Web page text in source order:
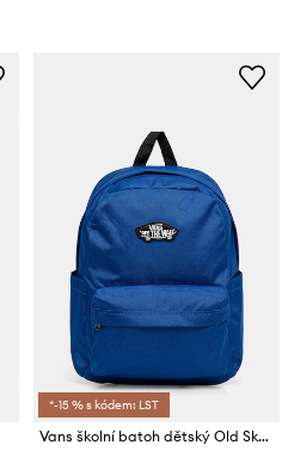
*-15 % s kódem: LST
Vans školní batoh dětský Old Skool